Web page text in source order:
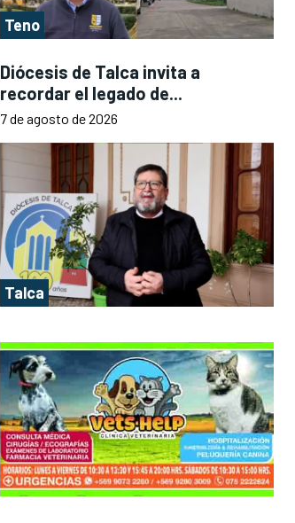
Teno
Diócesis de Talca invita a
recordar el legado de...
7 de agosto de 2026
Talca